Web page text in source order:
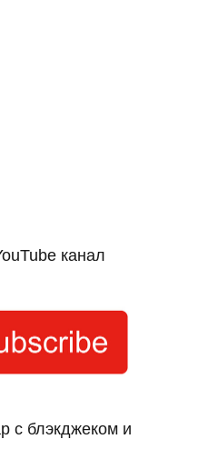
канал
с блэкджеком и